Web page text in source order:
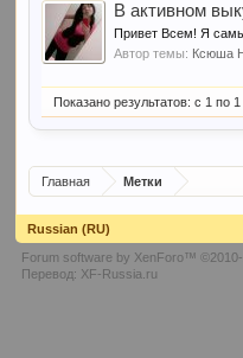
В активном
Привет Всем! Я
Автор темы: Ксюша
Показано результатов: с 1 по 1
Главная Метки
Russian (RU)
Forum software by XenForo™
Перевод: XF-Russia.ru